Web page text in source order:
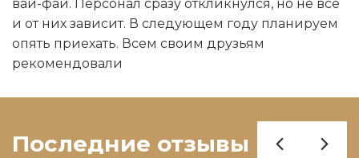
вай-фай. Персонал сразу откликнулся, но не все
и от них зависит. В следующем году планируем
опять приехать. Всем своим друзьям
рекомендовали
Последние отзывы